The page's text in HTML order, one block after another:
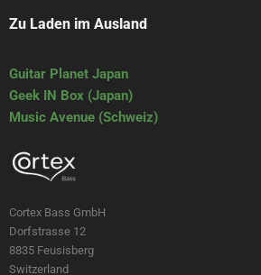
Zu Laden im Ausland
Guitar Planet Japan
Geek IN Box (Japan)
Music Avenue (Schweiz)
Cortex Bass GmbH
Dorfstrasse 12
8835 Feusisberg
Switzerland